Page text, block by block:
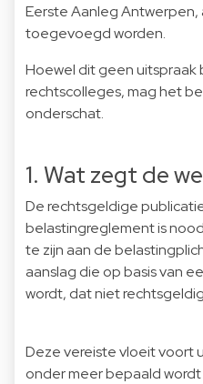
Eerste Aanleg
toegevoegd worden.
Hoewel dit geen
rechtscolleges, mag het
onderschat.
1. Wat zegt de
De rechtsgeldige
belastingreglement is
te zijn aan de
aanslag die op basis van
wordt, dat niet
Deze vereiste vloeit voort
onder meer bepaald